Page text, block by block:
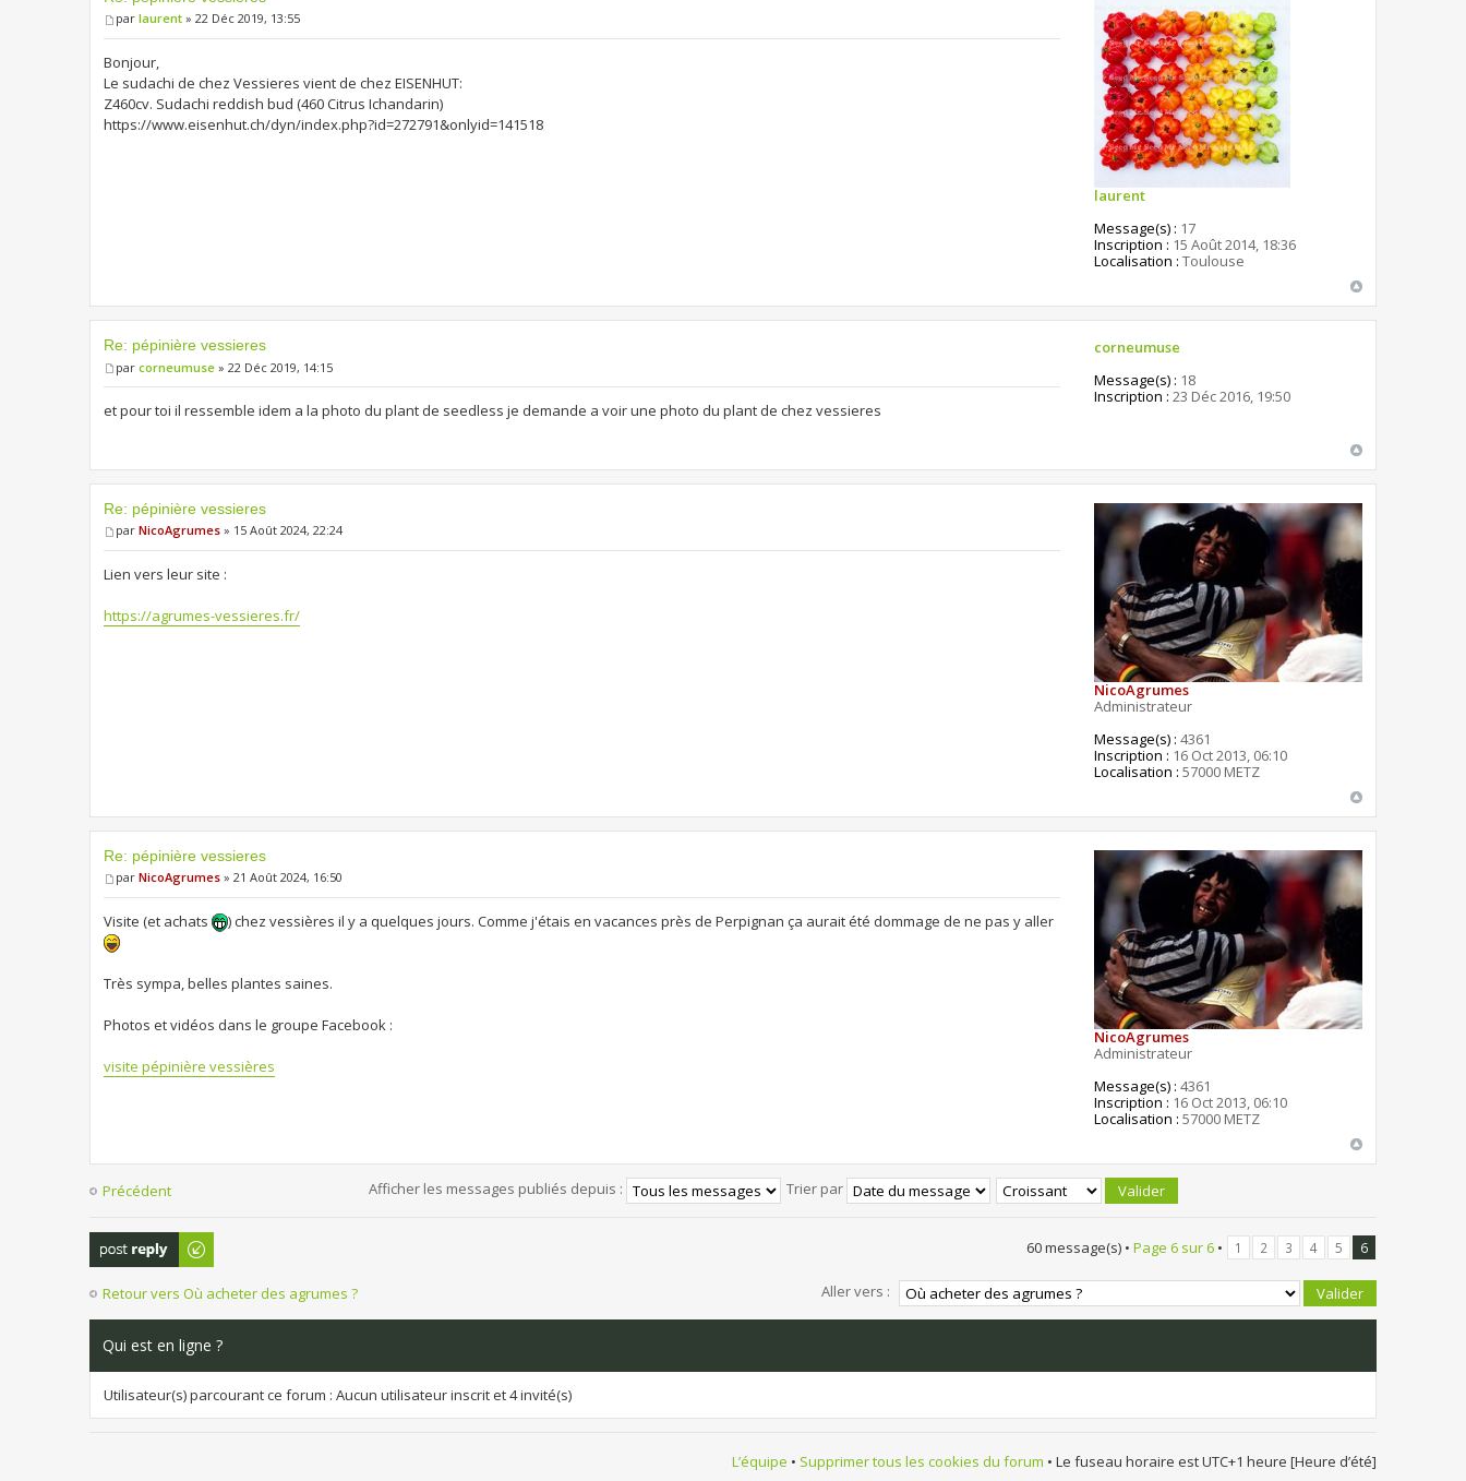
par laurent » 22 Déc 2019, 13:55
Bonjour,
Le sudachi de chez Vessieres vient de chez EISENHUT:
Z460cv. Sudachi reddish bud (460 Citrus Ichandarin)
https://www.eisenhut.ch/dyn/index.php?id=272791&onlyid=141518
laurent
Message(s) : 17
Inscription : 15 Août 2014, 18:36
Localisation : Toulouse
Re: pépinière vessieres
par corneumuse » 22 Déc 2019, 14:15
et pour toi il ressemble idem a la photo du plant de seedless je demande a voir une photo du plant de chez vessieres
corneumuse
Message(s) : 18
Inscription : 23 Déc 2016, 19:50
Re: pépinière vessieres
par NicoAgrumes » 15 Août 2024, 22:24
Lien vers leur site :
https://agrumes-vessieres.fr/
NicoAgrumes
Administrateur
Message(s) : 4361
Inscription : 16 Oct 2013, 06:10
Localisation : 57000 METZ
Re: pépinière vessieres
par NicoAgrumes » 21 Août 2024, 16:50
Visite (et achats ) chez vessières il y a quelques jours. Comme j'étais en vacances près de Perpignan ça aurait été dommage de ne pas y aller
Très sympa, belles plantes saines.
Photos et vidéos dans le groupe Facebook :
visite pépinière vessières
NicoAgrumes
Administrateur
Message(s) : 4361
Inscription : 16 Oct 2013, 06:10
Localisation : 57000 METZ
Précédent Afficher les messages publiés depuis : Trier par
Publier une
réponse
60 message(s) • Page 6 sur 6 • 1 2 3 4 5 6
Retour vers Où acheter des agrumes ? Aller vers :
Qui est en ligne ?
Utilisateur(s) parcourant ce forum : Aucun utilisateur inscrit et 4 invité(s)
L’équipe • Supprimer tous les cookies du forum • Le fuseau horaire est UTC+1 heure [Heure d’été]